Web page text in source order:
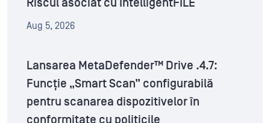
Riscul asociat cu IntelligentFILE
Aug 5, 2026
Lansarea MetaDefender™ Drive .4.7:
Funcție „Smart Scan” configurabilă
pentru scanarea dispozitivelor în
conformitate cu politicile